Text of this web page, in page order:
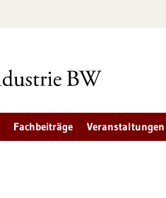
Fachbeiträge Veranstaltungen